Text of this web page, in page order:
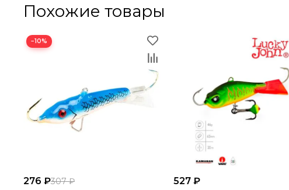
Похожие товары
−10%
276 ₽307 ₽
527 ₽